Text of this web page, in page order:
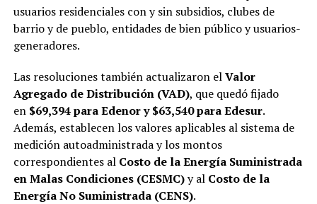
usuarios residenciales con y sin subsidios, clubes de
barrio y de pueblo, entidades de bien público y usuarios-
generadores.
Las resoluciones también actualizaron elValor
Agregado de Distribución (VAD), que quedó fijado
en $69,394 para Edenor y $63,540 para Edesur.
Además, establecen los valores aplicables al sistema de
medición autoadministrada y los montos
correspondientes al Costo de la Energía Suministrada
en Malas Condiciones (CESMC)y al Costo de la
Energía No Suministrada (CENS).